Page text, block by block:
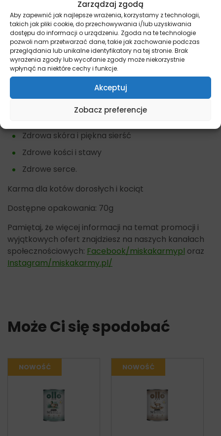
Zarządzaj zgodą
Aby zapewnić jak najlepsze wrażenia, korzystamy z technologii,
takich jak pliki cookie, do przechowywania i/lub uzyskiwania
dostępu do informacji o urządzeniu. Zgoda na te technologie
pozwoli nam przetwarzać dane, takie jak zachowanie podczas
przeglądania lub unikalne identyfikatory na tej stronie. Brak
wyrażenia zgody lub wycofanie zgody może niekorzystnie
wpłynąć na niektóre cechy i funkcje.
Akceptuj
Zobacz preferencje
Najważniejsze cechy karmy Fish4Cats
Sardynka z Anchois
Brak sztucznych dodatków i konserwantów
Wysoka zawartość kwasów Omega 3
Bogata w pełnowartościowe białko.
Zalety karmy Fish4Cats Sardynka z
Zdrowa skóra i piękna sierść
Zdrowe kości i stawy
Zdrowe serce.
Karma dla kotów dorosłych i kociąt
Dostępne opakowania: 70g
Pamiętaj, że więcej informacji na temat promocji i
wyjątkowych ofert znajdziesz na naszych kanałach
społecznościowych: Facebook/miskakarmypl oraz
Instagram/miskakarmy.pl/
Może Ci się spodobać